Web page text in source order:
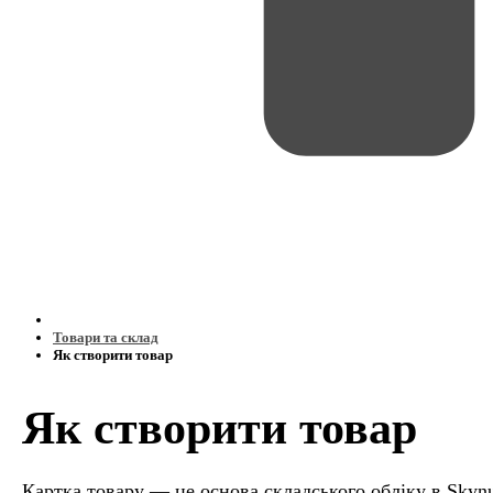
Товари та склад
Як створити товар
Як створити товар